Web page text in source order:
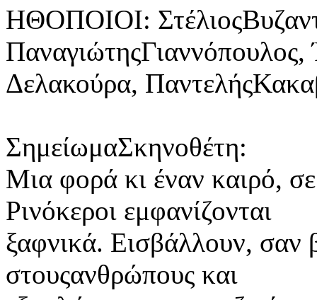
ΗΘΟΠΟΙΟΙ:
ΠαναγιώτηςΓιαννόπουλος,
Δελακούρα,
ΣημείωμαΣκηνοθέτη:
Μια φορά κι έναν καιρό,
Ρινόκεροι εμφανίζονται
ξαφνικά. Εισβάλλουν, σαν
στουςανθρώπους και